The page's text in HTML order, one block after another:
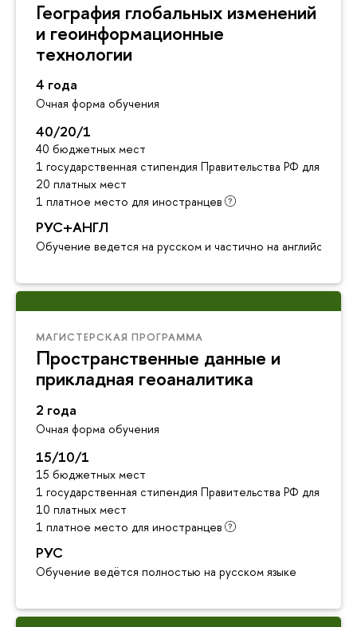
География глобальных изменений
и геоинформационные
технологии
4 года
Очная форма обучения
40/20/1
40 бюджетных мест
1 государственная стипендия Правительства РФ для
20 платных мест
1 платное место для иностранцев
РУС+АНГЛ
Обучение ведется на русском и частично на английском
МАГИСТЕРСКАЯ ПРОГРАММА
Пространственные данные и
прикладная геоаналитика
2 года
Очная форма обучения
15/10/1
15 бюджетных мест
1 государственная стипендия Правительства РФ для
10 платных мест
1 платное место для иностранцев
РУС
Обучение ведётся полностью на русском языке